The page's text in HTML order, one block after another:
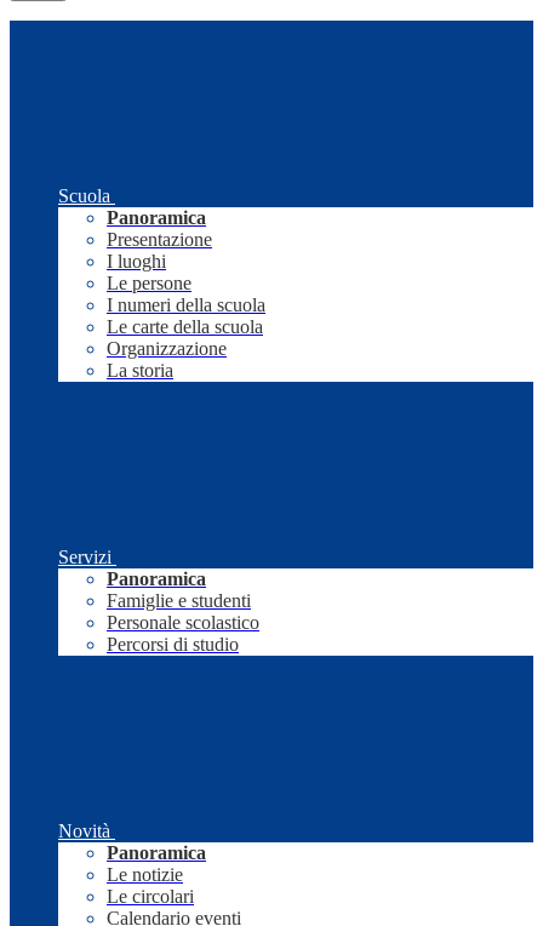
Scuola
Panoramica
Presentazione
I luoghi
Le persone
I numeri della scuola
Le carte della scuola
Organizzazione
La storia
Servizi
Panoramica
Famiglie e studenti
Personale scolastico
Percorsi di studio
Novità
Panoramica
Le notizie
Le circolari
Calendario eventi